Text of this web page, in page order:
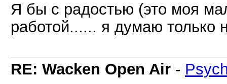
Я бы с радостью (это моя
работой...... я думаю только
RE: Wacken Open Air -